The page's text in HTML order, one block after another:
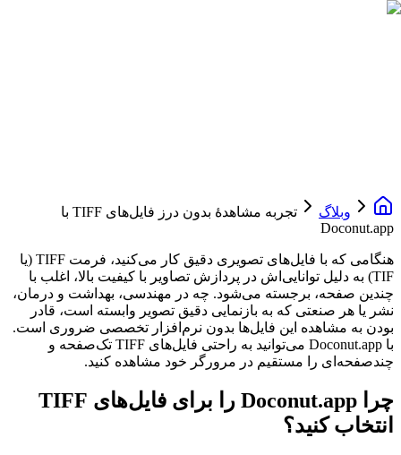
وبلاگ
تجربه مشاهدهٔ بدون درز فایل‌های TIFF با
Doconut.app
هنگامی که با فایل‌های تصویری دقیق کار می‌کنید، فرمت TIFF (یا
TIF) به دلیل توانایی‌اش در پردازش تصاویر با کیفیت بالا، اغلب با
چندین صفحه، برجسته می‌شود. چه در مهندسی، بهداشت و درمان،
نشر یا هر صنعتی که به بازنمایی دقیق تصویر وابسته است، قادر
بودن به مشاهده این فایل‌ها بدون نرم‌افزار تخصصی ضروری است.
با Doconut.app می‌توانید به راحتی فایل‌های TIFF تک‌صفحه و
چند‌صفحه‌ای را مستقیم در مرورگر خود مشاهده کنید.
چرا Doconut.app را برای فایل‌های TIFF
انتخاب کنید؟